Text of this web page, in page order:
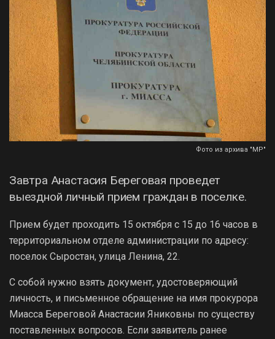
Фото из архива "МР"
Завтра Анастасия Береговая проведет
выездной личный прием граждан в поселке.
Прием будет проходить 15 октября с 15 до 16 часов в
территориальном отделе администрации по адресу:
поселок Сыростан, улица Ленина, 22.
С собой нужно взять документ, удостоверяющий
личность, и письменное обращение на имя прокурора
Миасса Береговой Анастасии Яниковны по существу
поставленных вопросов. Если заявитель ранее